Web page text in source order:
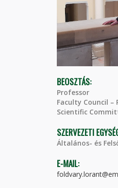
BEOSZTÁS:
Professor
Faculty Council
Scientific
SZERVEZETI
Általános- és
E-MAIL: